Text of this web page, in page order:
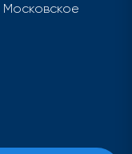
Московское